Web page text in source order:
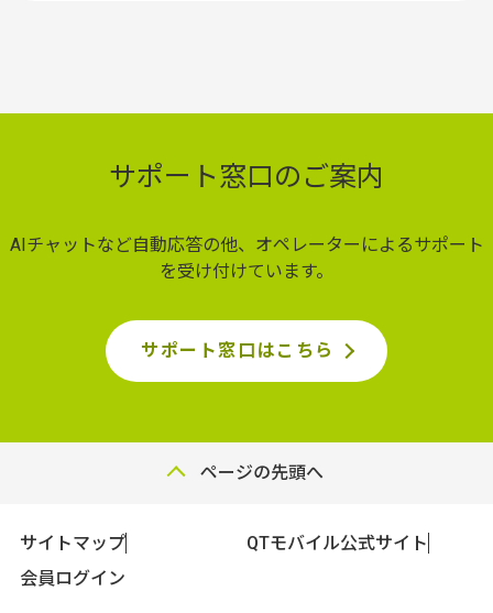
サポート窓口のご案内
AIチャットなど自動応答の他、オペレーターによるサポート
を受け付けています。
サポート窓口はこちら
ページの先頭へ
サイトマップ
QTモバイル公式サイト
会員ログイン